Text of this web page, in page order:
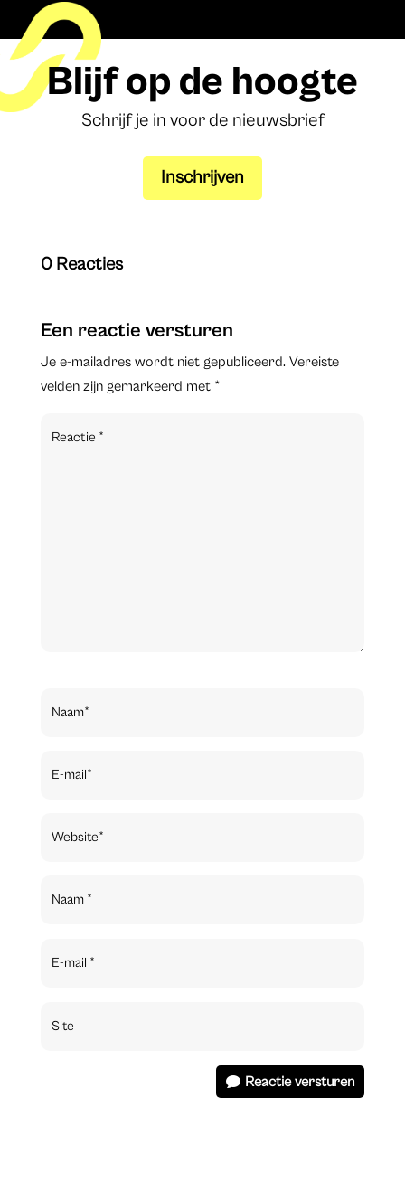
Blijf op de hoogte
Schrijf je in voor de nieuwsbrief
Inschrijven
0 Reacties
Een reactie versturen
Je e-mailadres wordt niet gepubliceerd. Vereiste
velden zijn gemarkeerd met *
Reactie versturen